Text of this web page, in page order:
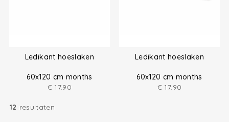
Ledikant hoeslaken
60x120 cm months
€ 17.90
Ledikant hoeslaken
60x120 cm months
€ 17.90
12 resultaten